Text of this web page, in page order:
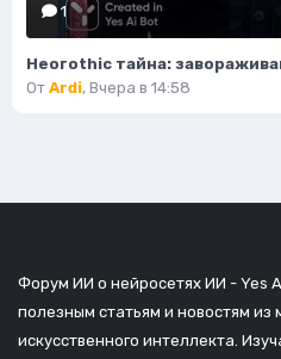
1
От Ardi, Вчера в 14:58
Форум ИИ о нейросетях ИИ - Yes
полезным статьям и новостям из
искусственного интеллекта.